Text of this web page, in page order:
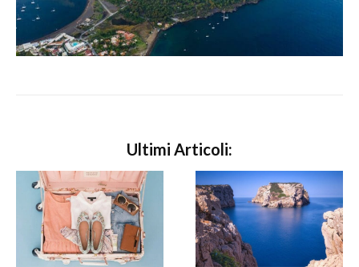
Ultimi Articoli: